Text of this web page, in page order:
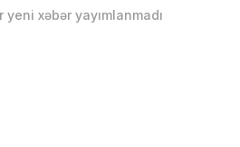
xəbər yayımlanmadı